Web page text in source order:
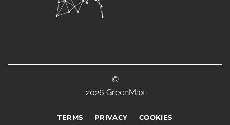
©
2026 GreenMax
TERMS PRIVACY COOKIES